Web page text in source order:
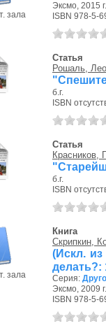
зала
Эксмо, 2015 г.
ISBN 978-5-
Статья
Рошаль,
б.г.
ISBN
Статья
Красников,
б.г.
ISBN
зала
Книга
Скрипкин,
(Искл.
делать?:
Серия:
Эксмо, 2009 г.
ISBN 978-5-